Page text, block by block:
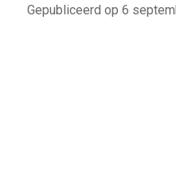
Gepubliceerd op 6